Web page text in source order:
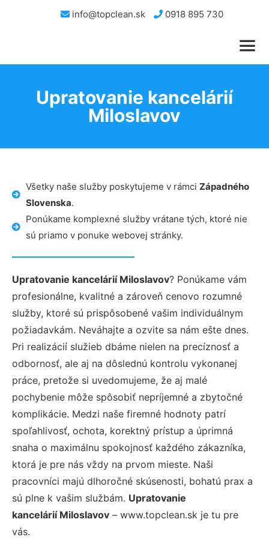
info@topclean.sk 0918 895 730
Upratovanie kancelárií
Miloslavov
Všetky naše služby poskytujeme v rámci Západného
Slovenska.
Ponúkame komplexné služby vrátane tých, ktoré nie
sú priamo v ponuke webovej stránky.
Upratovanie kancelárií Miloslavov? Ponúkame vám
profesionálne, kvalitné a zároveň cenovo rozumné
služby, ktoré sú prispôsobené vašim individuálnym
požiadavkám. Neváhajte a ozvite sa nám ešte dnes.
Pri realizácií služieb dbáme nielen na precíznosť a
odbornosť, ale aj na dôslednú kontrolu vykonanej
práce, pretože si uvedomujeme, že aj malé
pochybenie môže spôsobiť nepríjemné a zbytočné
komplikácie. Medzi naše firemné hodnoty patrí
spoľahlivosť, ochota, korektný prístup a úprimná
snaha o maximálnu spokojnosť každého zákazníka,
ktorá je pre nás vždy na prvom mieste. Naši
pracovníci majú dlhoročné skúsenosti, bohatú prax a
sú plne k vašim službám. Upratovanie
kancelárií Miloslavov – www.topclean.sk je tu pre
vás.